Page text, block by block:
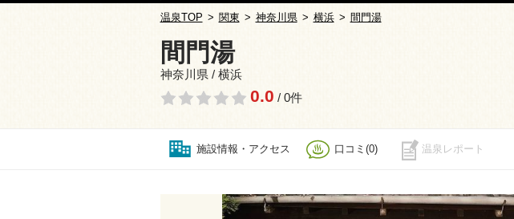
温泉TOP > 関東 > 神奈川県 > 横浜 > 間門湯
間門湯
神奈川県 / 横浜
0.0 / 0件
施設情報・アクセス 口コミ(0) 温泉レポート